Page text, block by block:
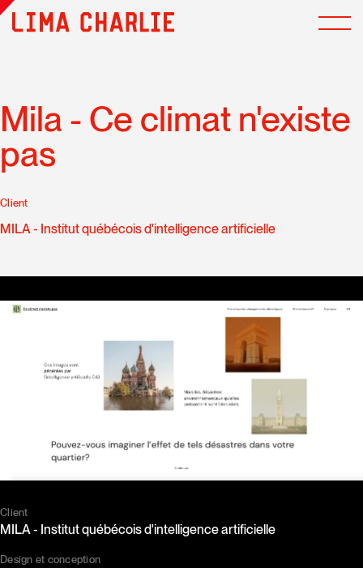
Mila - Ce climat n'existe
pas
Client
MILA - Institut québécois d'intelligence artificielle
Client
MILA - Institut québécois d'intelligence artificielle
Design et conception